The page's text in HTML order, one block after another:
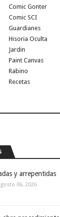
Comic Gonter
Comic SCI
Guardianes
Hisoria Oculta
Jardin
Paint Canvas
Rabino
Recetas
y arrepentidas
06, 2026